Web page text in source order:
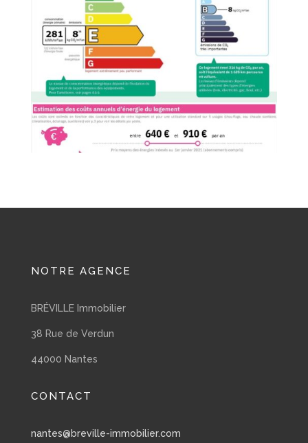
NOTRE AGENCE
BRÉVILLE Immobilier
38 Rue de Verdun
44000 Nantes
CONTACT
nantes@breville-immobilier.com